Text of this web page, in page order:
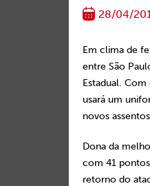
28/04/
Em clima de
entre São
Estadual.
usará um
novos
Dona da
com 41
retorno do